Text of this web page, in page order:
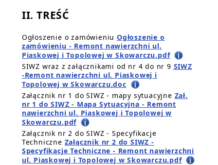
II. TREŚĆ
Ogłoszenie o zamówieniu Ogłoszenie o
zamówieniu - Remont nawierzchni ul.
Piaskowej i Topolowej w Skowarczu.pdf
SIWZ wraz z załącznikami od nr 4 do nr 9 SIWZ
-Remont nawierzchni ul. Piaskowej i
Topolowej w Skowarczu.doc
Załącznik nr 1 do SIWZ - mapy sytuacyjne Zał.
nr 1 do SIWZ - Mapa Sytuacyjna - Remont
nawierzchni ul. Piaskowej i Topolowej w
Skowarczu.pdf
Załącznik nr 2 do SIWZ - Specyfikacje
Techniczne Załącznik nr 2 do SIWZ -
Specyfikacje Techniczne - Remont nawierzchni
ul. Piaskowej i Topolowej w Skowarczu.pdf